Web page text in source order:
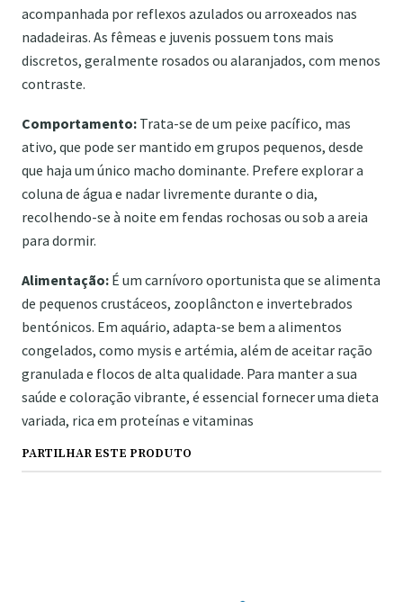
acompanhada por reflexos azulados ou arroxeados nas
nadadeiras. As fêmeas e juvenis possuem tons mais
discretos, geralmente rosados ou alaranjados, com menos
contraste.
Comportamento: Trata-se de um peixe pacífico, mas
ativo, que pode ser mantido em grupos pequenos, desde
que haja um único macho dominante. Prefere explorar a
coluna de água e nadar livremente durante o dia,
recolhendo-se à noite em fendas rochosas ou sob a areia
para dormir.
Alimentação: É um carnívoro oportunista que se alimenta
de pequenos crustáceos, zooplâncton e invertebrados
bentónicos. Em aquário, adapta-se bem a alimentos
congelados, como mysis e artémia, além de aceitar ração
granulada e flocos de alta qualidade. Para manter a sua
saúde e coloração vibrante, é essencial fornecer uma dieta
variada, rica em proteínas e vitaminas
PARTILHAR ESTE PRODUTO